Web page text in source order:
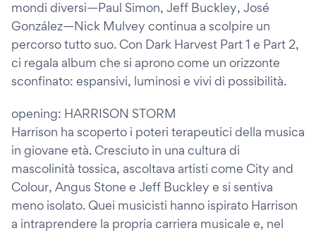
mondi diversi—Paul Simon, Jeff Buckley, José
González—Nick Mulvey continua a scolpire un
percorso tutto suo. Con Dark Harvest Part 1 e Part 2,
ci regala album che si aprono come un orizzonte
sconfinato: espansivi, luminosi e vivi di possibilità.
opening: HARRISON STORM
Harrison ha scoperto i poteri terapeutici della musica
in giovane età. Cresciuto in una cultura di
mascolinità tossica, ascoltava artisti come City and
Colour, Angus Stone e Jeff Buckley e si sentiva
meno isolato. Quei musicisti hanno ispirato Harrison
a intraprendere la propria carriera musicale e, nel